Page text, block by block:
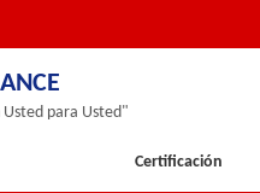
Usted para Usted"
Certificación